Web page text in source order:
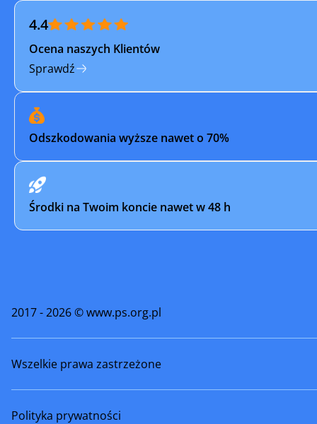
Włocławek
4.4
Ocena naszych Klientów
Sprawdź
Odszkodowania wyższe nawet o 70%
Środki na Twoim koncie nawet w 48 h
2017 - 2026 © www.ps.org.pl
Wszelkie prawa zastrzeżone
Polityka prywatności